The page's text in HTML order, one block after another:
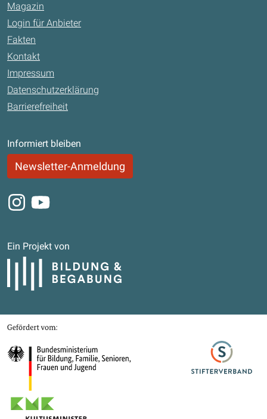
Magazin
Login für Anbieter
Fakten
Kontakt
Impressum
Datenschutzerklärung
Barrierefreiheit
Informiert bleiben
Newsletter-Anmeldung
Instagram
Youtube
Ein Projekt von
Bildung und Begabung
Gefördert von
Bundesministerium für Bildung, Familie, Senioren, Frauen und Jugend
Stifterverband
Kultusministerkonferenz